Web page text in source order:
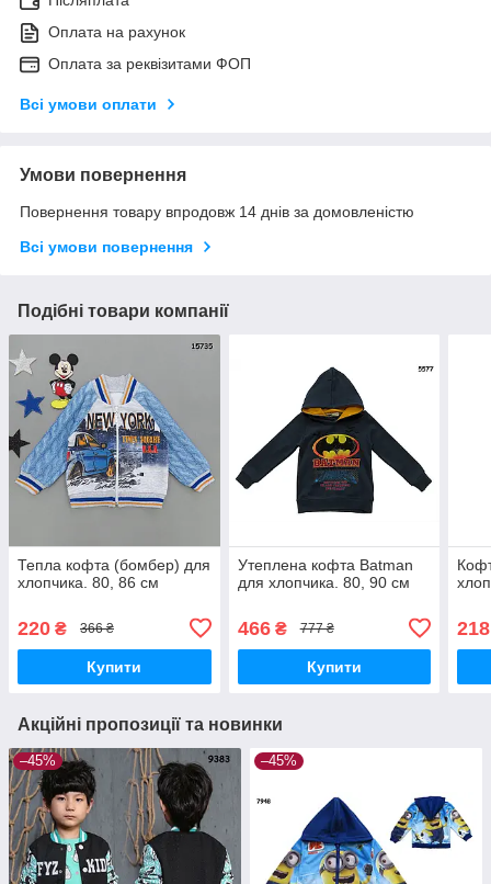
Оплата на рахунок
Оплата за реквізитами ФОП
Всі умови оплати
Умови повернення
Повернення товару впродовж 14 днів за домовленістю
Всі умови повернення
Подібні товари компанії
Тепла кофта (бомбер) для
хлопчика. 80, 86 см
220 ₴ 366 ₴
Купити
Утеплена кофта Batman
для хлопчика. 80, 90 см
466₴ 777 ₴
Купити
218
Акційні пропозиції та новинки
–45% –45%